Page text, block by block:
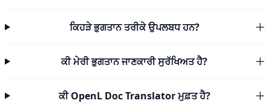
ਕਿਹੜੇ ਭੁਗਤਾਨ ਤਰੀਕੇ ਉਪਲਬਧ ਹਨ?
ਕੀ ਮੇਰੀ ਭੁਗਤਾਨ ਜਾਣਕਾਰੀ ਸੁਰੱਖਿਅਤ ਹੈ?
ਕੀ OpenL Doc Translator ਮੁਫ਼ਤ ਹੈ?